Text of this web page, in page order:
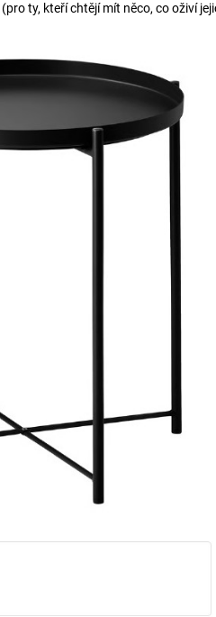
(pro ty, kteří chtějí mít něco, co oživí